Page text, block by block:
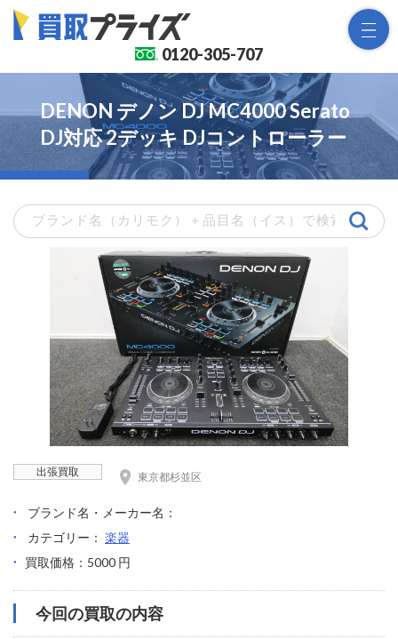
0120-305-707
DENON デノン DJ MC4000 Serato
DJ対応 2デッキ DJコントローラー
出張買取 東京都杉並区
ブランド名・メーカー名：
カテゴリー： 楽器
買取価格：5000 円
今回の買取の内容